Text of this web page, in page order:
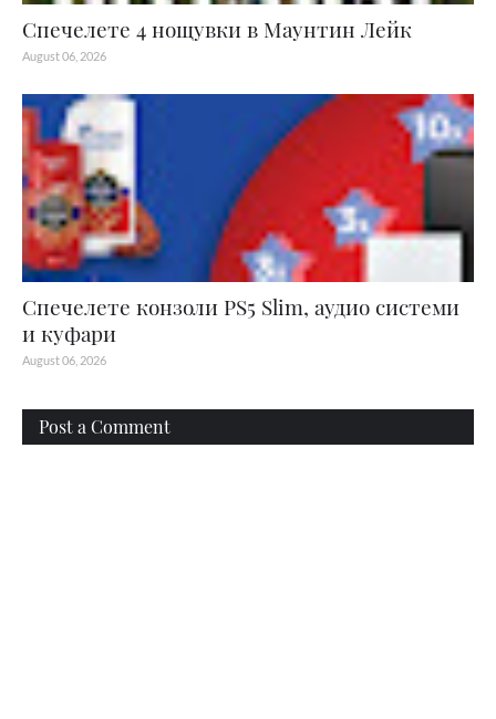
Спечелете 4 нощувки в Маунтин Лейк
August 06, 2026
Спечелете конзоли PS5 Slim, аудио системи
и куфари
August 06, 2026
Post a Comment